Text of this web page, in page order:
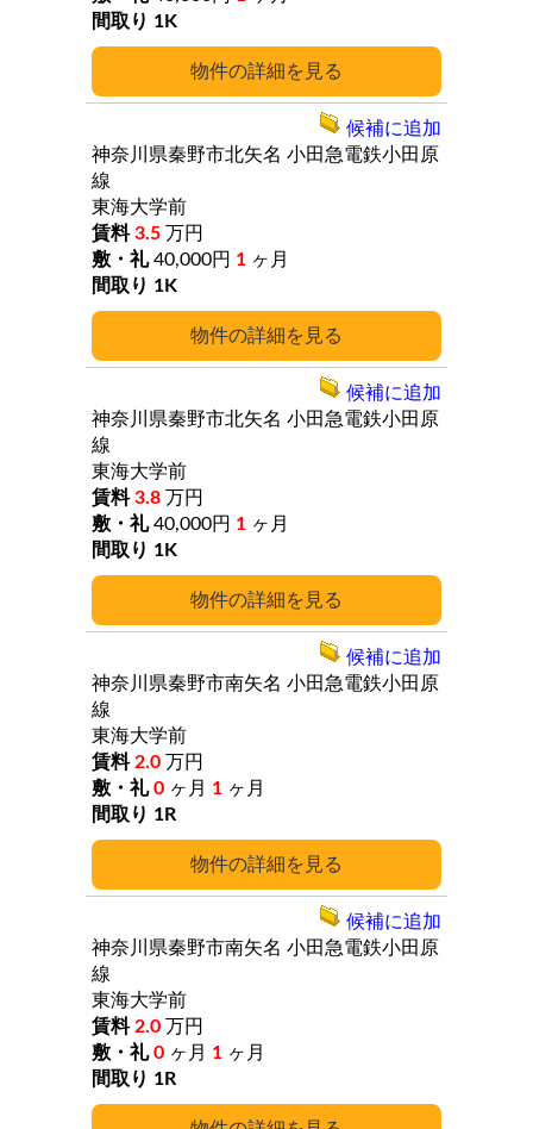
詳細
1K
詳細
神奈川県秦野市北矢名 小田急電鉄小田原
線
東海大学前
3.5 万円
40,000円 1 ヶ月
1K
候補に追加
詳細
神奈川県秦野市北矢名 小田急電鉄小田原
線
東海大学前
3.8 万円
40,000円 1 ヶ月
1K
候補に追加
詳細
神奈川県秦野市南矢名 小田急電鉄小田原
線
東海大学前
2.0 万円
0 ヶ月 1 ヶ月
1R
候補に追加
神奈川県秦野市南矢名 小田急電鉄小田原
線
東海大学前
2.0 万円
0 ヶ月 1 ヶ月
1R
候補に追加